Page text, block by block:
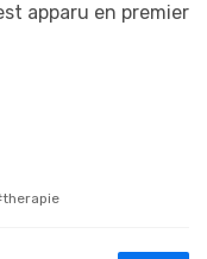
apparu en premier
therapie